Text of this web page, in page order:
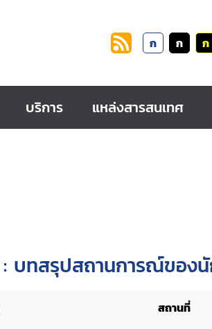
ก ก ก
บริการ แหล่งสารสนเทศ
: บทสรุปสถานการณ์ของ
สถานที่